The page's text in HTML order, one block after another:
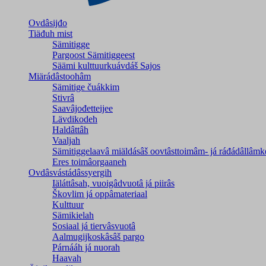
Ovdâsijđo
Tiäđuh mist
Sämitigge
Pargoost Sämitiggeest
Säämi kulttuurkuávdáš Sajos
Miärádâstoohâm
Sämitige čuákkim
Stivrâ
Saavâjođetteijee
Lävdikodeh
Haldâttâh
Vaaljah
Sämitiggelaavâ miäldásâš oovtâsttoimâm- já
Eres toimâorgaaneh
Ovdâsvástádâssyergih
Iäláttâsah, vuoigâdvuotâ já piirâs
Škovlim já oppâmateriaal
Kulttuur
Sämikielah
Sosiaal já tiervâsvuotâ
Aalmugijkoskâsâš pargo
Párnááh já nuorah
Haavah